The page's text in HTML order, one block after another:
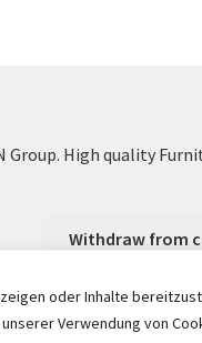
oder Inhalte
Verwendung von
Group. High quality
Withdraw from